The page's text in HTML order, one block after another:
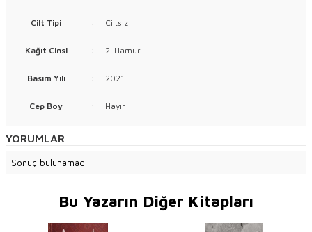
Cilt Tipi : Ciltsiz
Kağıt Cinsi : 2. Hamur
Basım Yılı : 2021
Cep Boy : Hayır
YORUMLAR
Sonuç bulunamadı.
Bu Yazarın Diğer Kitapları